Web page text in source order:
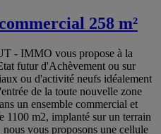
258 m²
- IMMO vous propose à la
futur d'Achèvement ou sur
ou d'activité neufs idéalement
de la toute nouvelle zone
un ensemble commercial et
1100 m2, implanté sur un terrain
vous proposons une cellule